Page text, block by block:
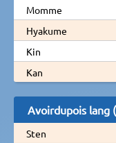
Momme
Hyakume
Kin
Kan
Avoirdupois lang
Sten